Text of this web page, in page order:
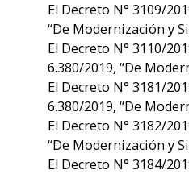
El Decreto N° 3109/
“De Modernización y
El Decreto N° 3110/
6.380/2019, “De
El Decreto N° 3181/
6.380/2019, “De
El Decreto N° 3182/
“De Modernización y
El Decreto N° 3184/